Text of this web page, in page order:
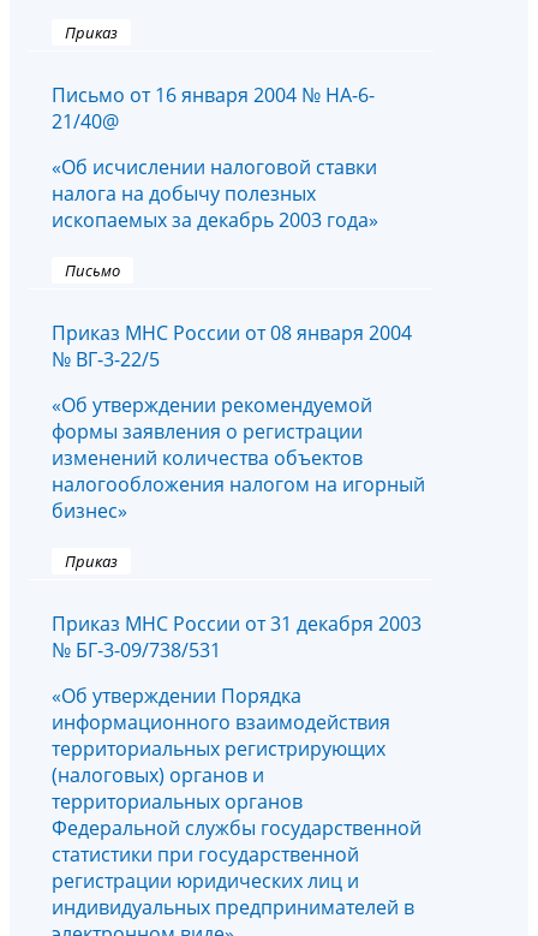
Приказ
Письмо от 16 января 2004 № НА-6-
21/40@
«Об исчислении налоговой ставки
налога на добычу полезных
ископаемых за декабрь 2003 года»
Письмо
Приказ МНС России от 08 января 2004
№ ВГ-3-22/5
«Об утверждении рекомендуемой
формы заявления о регистрации
изменений количества объектов
налогообложения налогом на игорный
бизнес»
Приказ
Приказ МНС России от 31 декабря 2003
№ БГ-3-09/738/531
«Об утверждении Порядка
информационного взаимодействия
территориальных регистрирующих
(налоговых) органов и
территориальных органов
Федеральной службы государственной
статистики при государственной
регистрации юридических лиц и
индивидуальных предпринимателей в